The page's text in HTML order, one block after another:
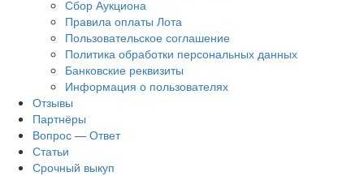
Сбор Аукциона
Правила оплаты Лота
Пользовательское соглашение
Политика обработки персональных данных
Банковские реквизиты
Информация о пользователях
Отзывы
Партнёры
Вопрос — Ответ
Статьи
Срочный выкуп